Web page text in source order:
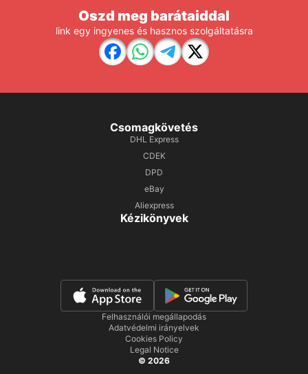
Oszd meg barátaiddal
link egy ingyenes és hasznos szolgáltatásra
Csomagkövetés
DHL Express
CDEK
DPD
eBay
Aliexpress
Kézikönyvek
Felhasználói megállapodás
Adatvédelmi irányelvek
Cookies Policy
Legal Notice
© 2026